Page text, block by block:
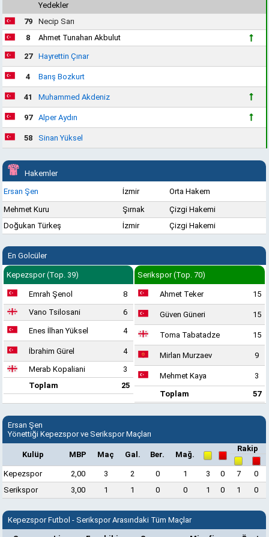
Yedekler
79
Necip Sarı
8
Ahmet Tunahan Akbulut
27 Hayrettin Çınar
4 Barış Bozkurt
41 Muhammed Akdeniz
97 Alper Aydın
58 Sinan Yüksel
Hakemler
Ersan Şen
İzmir
Orta Hakem
Mehmet Kuru
Şırnak
Çizgi Hakemi
Doğukan Türkeş
İzmir Çizgi Hakemi
En Golcüler
Kepezspor (Top. 39)
Emrah Şenol
8
Vano Tsilosani
6
Enes İlhan Yüksel 4
İbrahim Gürel
4
Merab Kopaliani
3
Toplam
25
Serikspor (Top. 70)
Ahmet Teker 15
Güven Güneri 15
Toma Tabatadze 15
Mirlan Murzaev 9
Mehmet Kaya
3
Toplam
57
Ersan Şen
Yönettiği Kepezspor ve Serikspor Maçları
Kulüp MBP Maç Gal. Ber. Mağ.
Rakip
Kepezspor 2,00 3 2 0 1 3 0 7
0
Serikspor
3,00 1 1 0 0 1 0 1 0
Kepezspor Futbol - Serikspor Arasındaki Tüm Maçlar